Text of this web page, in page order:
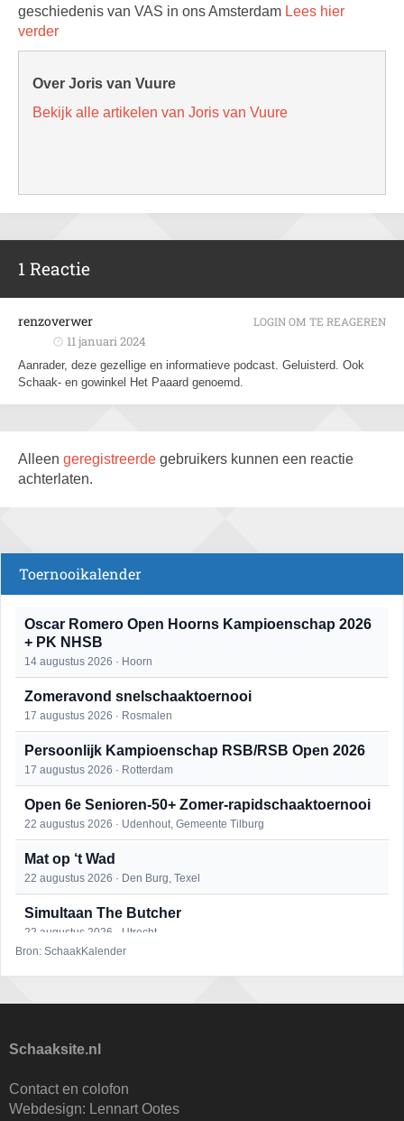
geschiedenis van VAS in ons Amsterdam Lees hier
verder
Over Joris van Vuure
Bekijk alle artikelen van Joris van Vuure
1 Reactie
renzoverwer
11 januari 2024
Aanrader, deze gezellige en informatieve podcast. Geluisterd. Ook
Schaak- en gowinkel Het Paaard genoemd.
LOGIN OM TE REAGEREN
Alleen geregistreerde gebruikers kunnen een reactie
achterlaten.
Toernooikalender
Oscar Romero Open Hoorns Kampioenschap 2026
+ PK NHSB
14 augustus 2026 · Hoorn
Zomeravond snelschaaktoernooi
17 augustus 2026 · Rosmalen
Persoonlijk Kampioenschap RSB/RSB Open 2026
17 augustus 2026 · Rotterdam
Open 6e Senioren-50+ Zomer-rapidschaaktoernooi
22 augustus 2026 · Udenhout, Gemeente Tilburg
Mat op ‘t Wad
22 augustus 2026 · Den Burg, Texel
Simultaan The Butcher
22 augustus 2026 · Utrecht
25 augustus 2026 · Bunschoten-Spakenburg
27 augustus 2026 · Delft
Bron: SchaakKalender
Schaaksite.nl
Contact en colofon
Webdesign: Lennart Ootes